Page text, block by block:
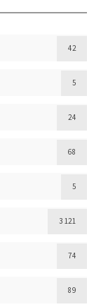
42
5
24
68
5
3 121
74
89